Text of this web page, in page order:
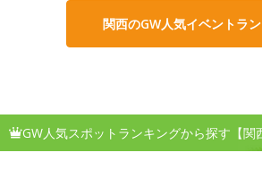
関西のGW人気イベントラ
GW人気スポットランキングから探す【関